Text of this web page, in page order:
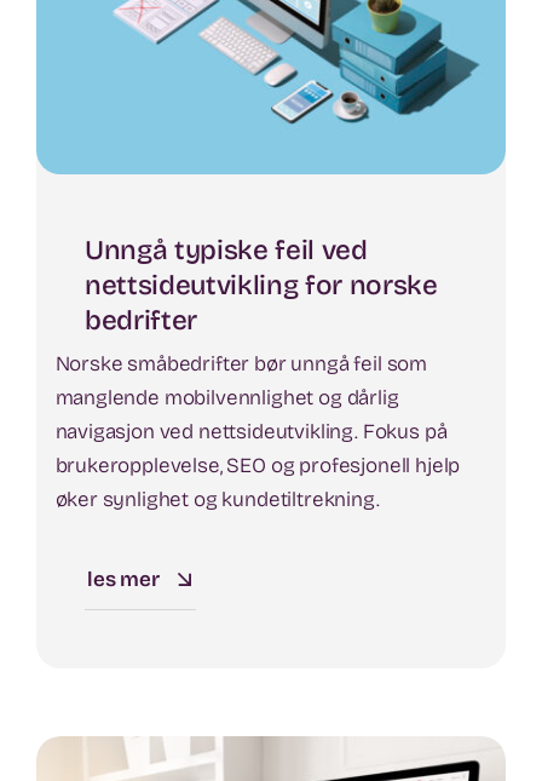
Unngå typiske feil ved
nettsideutvikling for norske
bedrifter
Norske småbedrifter bør unngå feil som
manglende mobilvennlighet og dårlig
navigasjon ved nettsideutvikling. Fokus på
brukeropplevelse, SEO og profesjonell hjelp
øker synlighet og kundetiltrekning.
les mer